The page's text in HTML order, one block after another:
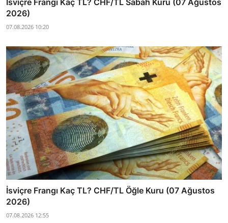
2026)
07.08.2026 10:20
İsviçre Frangı Kaç TL? CHF/TL Öğle Kuru (07 Ağustos
2026)
07.08.2026 12:55